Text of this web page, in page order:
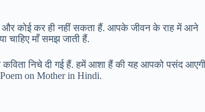
और कोई कर ही नहीं सकता हैं. आपके जीवन के राह में आने
माँ समझ जाती हैं.
निचे दी गई हैं. हमें आशा हैं की यह आपको पसंद
on Mother in Hindi.